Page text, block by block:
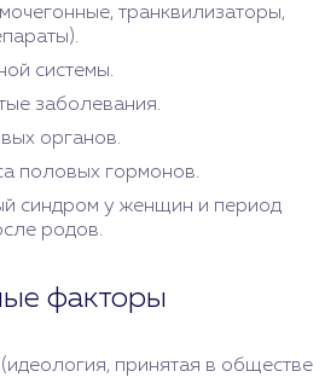
транквилизаторы,
системы.
заболевания.
органов.
половых гормонов.
синдром у женщин и период
родов.
факторы
принятая в обществе